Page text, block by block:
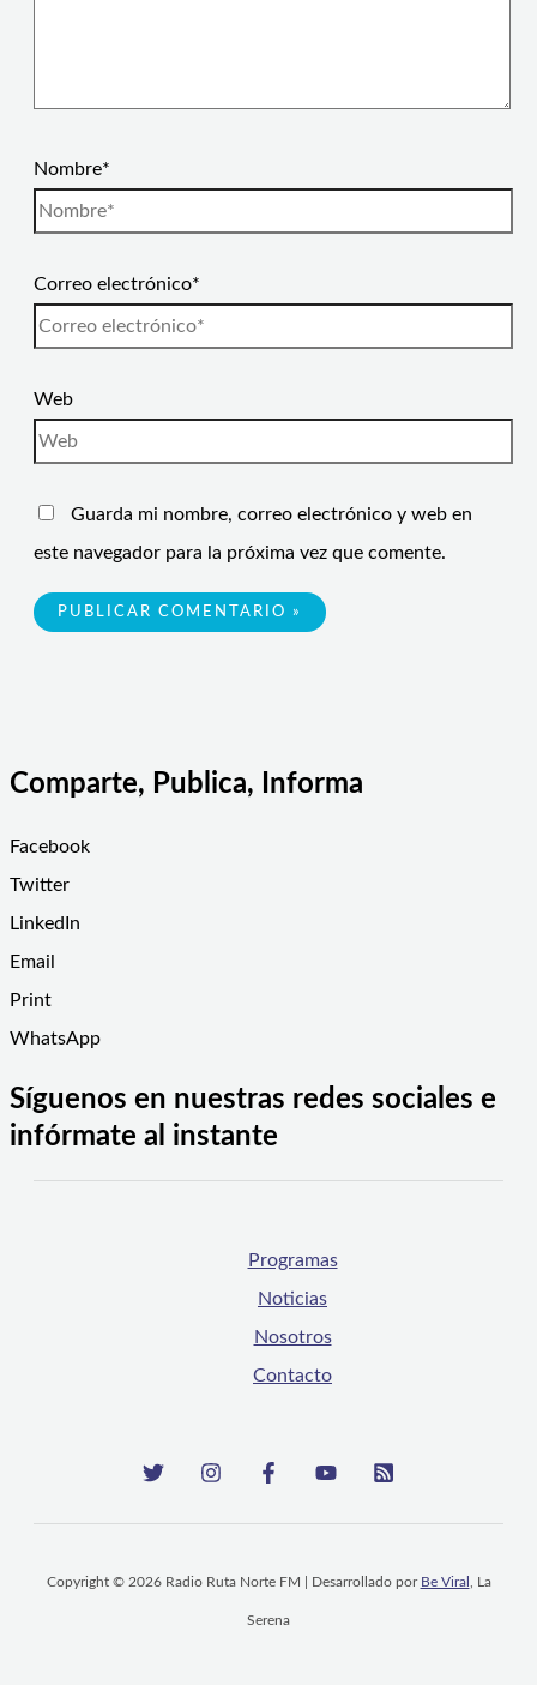
Nombre*
Correo electrónico*
Web
Guarda mi nombre, correo electrónico y web en
este navegador para la próxima vez que comente.
Comparte, Publica, Informa
Facebook
Twitter
LinkedIn
Email
Print
WhatsApp
Síguenos en nuestras redes sociales e
infórmate al instante
Programas
Noticias
Nosotros
Contacto
Copyright © 2026 Radio Ruta Norte FM | Desarrollado por Be Viral , La
Serena